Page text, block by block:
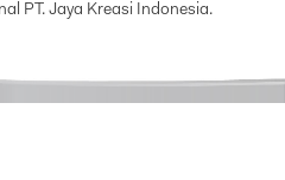
PT. Jaya Kreasi Indonesia.